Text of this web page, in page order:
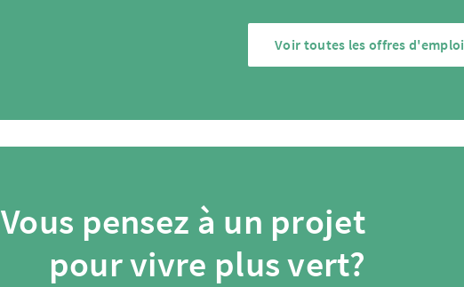
Voir toutes les offres d'emploi
Vous pensez à un projet
pour vivre plus vert?